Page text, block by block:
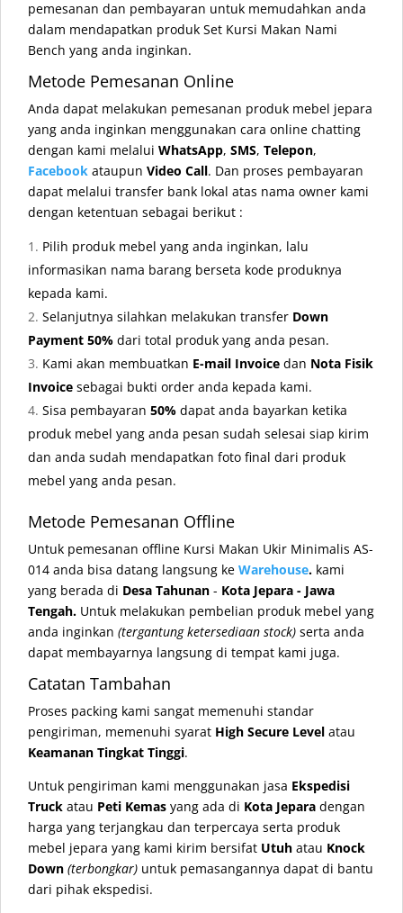
pemesanan dan pembayaran untuk memudahkan anda
dalam mendapatkan produk Set Kursi Makan Nami
Bench yang anda inginkan.
Metode Pemesanan Online
Anda dapat melakukan pemesanan produk mebel jepara
yang anda inginkan menggunakan cara online chatting
dengan kami melalui WhatsApp, SMS, Telepon,
Facebook ataupun Video Call. Dan proses pembayaran
dapat melalui transfer bank lokal atas nama owner kami
dengan ketentuan sebagai berikut :
Pilih produk mebel yang anda inginkan, lalu
informasikan nama barang berseta kode produknya
kepada kami.
Selanjutnya silahkan melakukan transfer Down
Payment 50% dari total produk yang anda pesan.
Kami akan membuatkan E-mail Invoice dan Nota Fisik
Invoice sebagai bukti order anda kepada kami.
Sisa pembayaran 50% dapat anda bayarkan ketika
produk mebel yang anda pesan sudah selesai siap kirim
dan anda sudah mendapatkan foto final dari produk
mebel yang anda pesan.
Metode Pemesanan Offline
Untuk pemesanan offline Kursi Makan Ukir Minimalis AS-
014 anda bisa datang langsung ke Warehouse. kami
yang berada di Desa Tahunan - Kota Jepara - Jawa
Tengah. Untuk melakukan pembelian produk mebel yang
anda inginkan (tergantung ketersediaan stock) serta anda
dapat membayarnya langsung di tempat kami juga.
Catatan Tambahan
Proses packing kami sangat memenuhi standar
pengiriman, memenuhi syarat High Secure Level atau
Keamanan Tingkat Tinggi.
Untuk pengiriman kami menggunakan jasa Ekspedisi
Truck atau Peti Kemas yang ada di Kota Jepara dengan
harga yang terjangkau dan terpercaya serta produk
mebel jepara yang kami kirim bersifat Utuh atau Knock
Down (terbongkar) untuk pemasangannya dapat di bantu
dari pihak ekspedisi.